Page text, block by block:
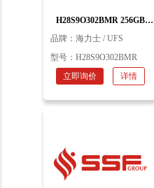
H28S9O302BMR 256GB
品牌： 海力士 / UFS
型号： H28S9O302BMR
立即询价
详情